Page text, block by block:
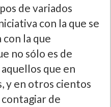
de variados
con la que se
la que
no sólo es de
que en
y en otros cientos
de